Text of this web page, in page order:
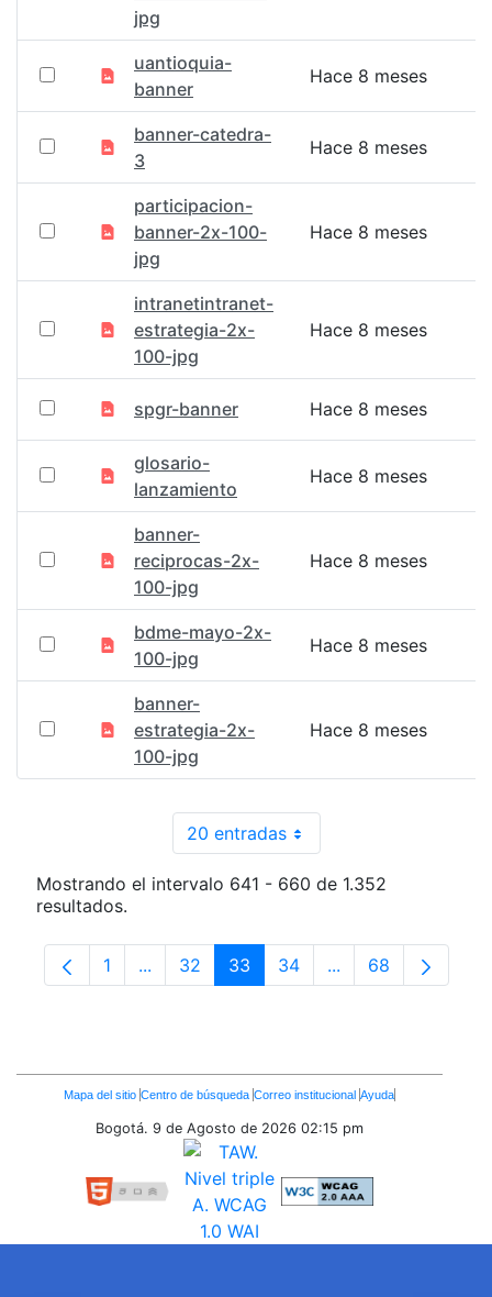
jpg
uantioquia-
banner
Hace 8 meses
banner-catedra-
3
Hace 8 meses
participacion-
banner-2x-100-
jpg
Hace 8 meses
intranetintranet-
estrategia-2x-
100-jpg
Hace 8 meses
spgr-banner Hace 8 meses
glosario-
lanzamiento
Hace 8 meses
banner-
reciprocas-2x-
100-jpg
Hace 8 meses
bdme-mayo-2x-
100-jpg
Hace 8 meses
banner-
estrategia-2x-
100-jpg
Hace 8 meses
20 entradasPor página
Mostrando el intervalo 641 - 660 de 1.352
resultados.
Página
1 ...Páginas intermedias Use TAB para
Página
32 Página
33 Página
34 ...PáginasPágina
68
Enlaces
Inferiores
Mapa del sitio Centro de búsqueda Correo institucional Ayuda
Bogotá. 9 de Agosto de 2026 02:15 pm